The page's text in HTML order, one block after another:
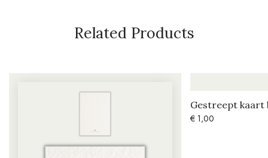
Related Products
Gestreept kaart
€ 1,00